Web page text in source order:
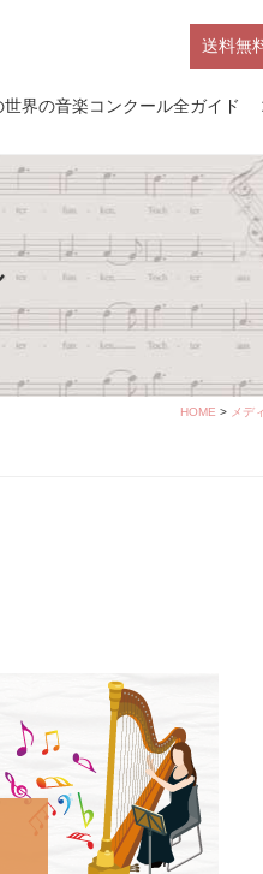
送料無
世界の音楽コンクール全ガイド
HOME > メデ